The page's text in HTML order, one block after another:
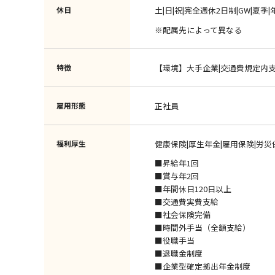
休日
土|日|祝|完全週休2日制|GW|夏季|
※配属先によって異なる
特徴 【環境】大手企業|交通費規定内
雇用形態 正社員
福利厚生
健康保険|厚生年金|雇用保険|労災
■昇給年1回
■賞与年2回
■年間休日120日以上
■交通費実費支給
■社会保険完備
■時間外手当（全額支給）
■役職手当
■退職金制度
■企業型確定拠出年金制度